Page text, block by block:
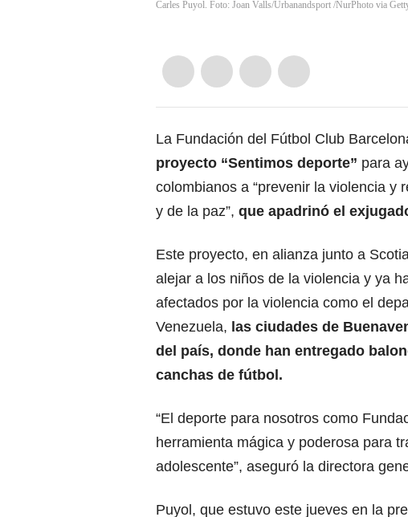
Carles Puyol. Foto: Joan Valls/Urbanandsport /NurPhoto via
La Fundación del Fútbol Club
proyecto “Sentimos deporte” para
colombianos a “prevenir la violencia y
y de la paz”, que apadrinó el
Este proyecto, en alianza junto a
alejar a los niños de la violencia y ya
afectados por la violencia como el
Venezuela, las ciudades de
del país, donde han entregado
canchas de fútbol.
“El deporte para nosotros como
herramienta mágica y poderosa para
adolescente”, aseguró la directora
Puyol, que estuvo este jueves en la